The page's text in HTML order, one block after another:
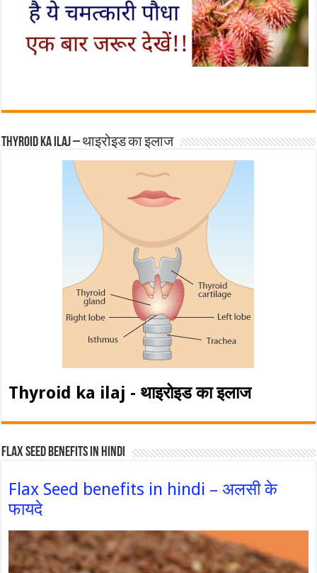
Thyroid ka ilaj – थाइरोइड का इलाज
Thyroid ka ilaj - थाइरोइड का इलाज
Flax Seed Benefits in hindi
Flax Seed benefits in hindi – अलसी के
फायदे